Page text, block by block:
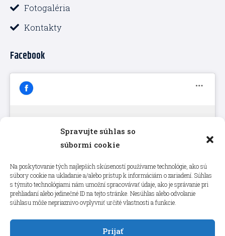
Spravujte súhlas so
súbormi cookie
Na poskytovanie tých najlepších skúseností používame technológie, ako sú
súbory cookie na ukladanie a/alebo prístup k informáciám o zariadení. Súhlas
s týmito technológiami nám umožní spracovávať údaje, ako je správanie pri
prehliadaní alebo jedinečné ID na tejto stránke. Nesúhlas alebo odvolanie
súhlasu môže nepriaznivo ovplyvniť určité vlastnosti a funkcie.
Prijať
Fotogaléria
Kontakty
Facebook
Kliknutím prijmete súbory cookie